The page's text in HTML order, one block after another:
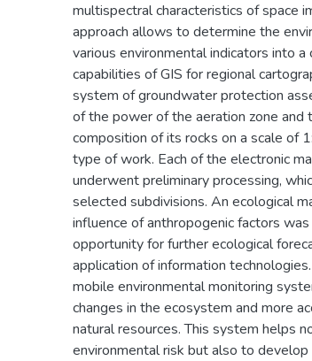
multispectral characteristics of space
approach allows to determine the
various environmental indicators into
capabilities of GIS for regional
system of groundwater protection
of the power of the aeration zone
composition of its rocks on a scale
type of work. Each of the electronic
underwent preliminary processing,
selected subdivisions. An ecological
influence of anthropogenic factors
opportunity for further ecological
application of information
mobile environmental monitoring
changes in the ecosystem and more
natural resources. This system helps
environmental risk but also to